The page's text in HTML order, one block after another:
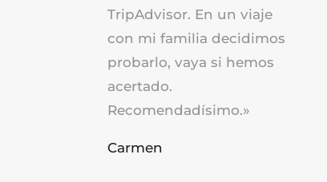
TripAdvisor. En un viaje
con mi familia decidimos
probarlo, vaya si hemos
acertado.
Recomendadísimo.»
Carmen